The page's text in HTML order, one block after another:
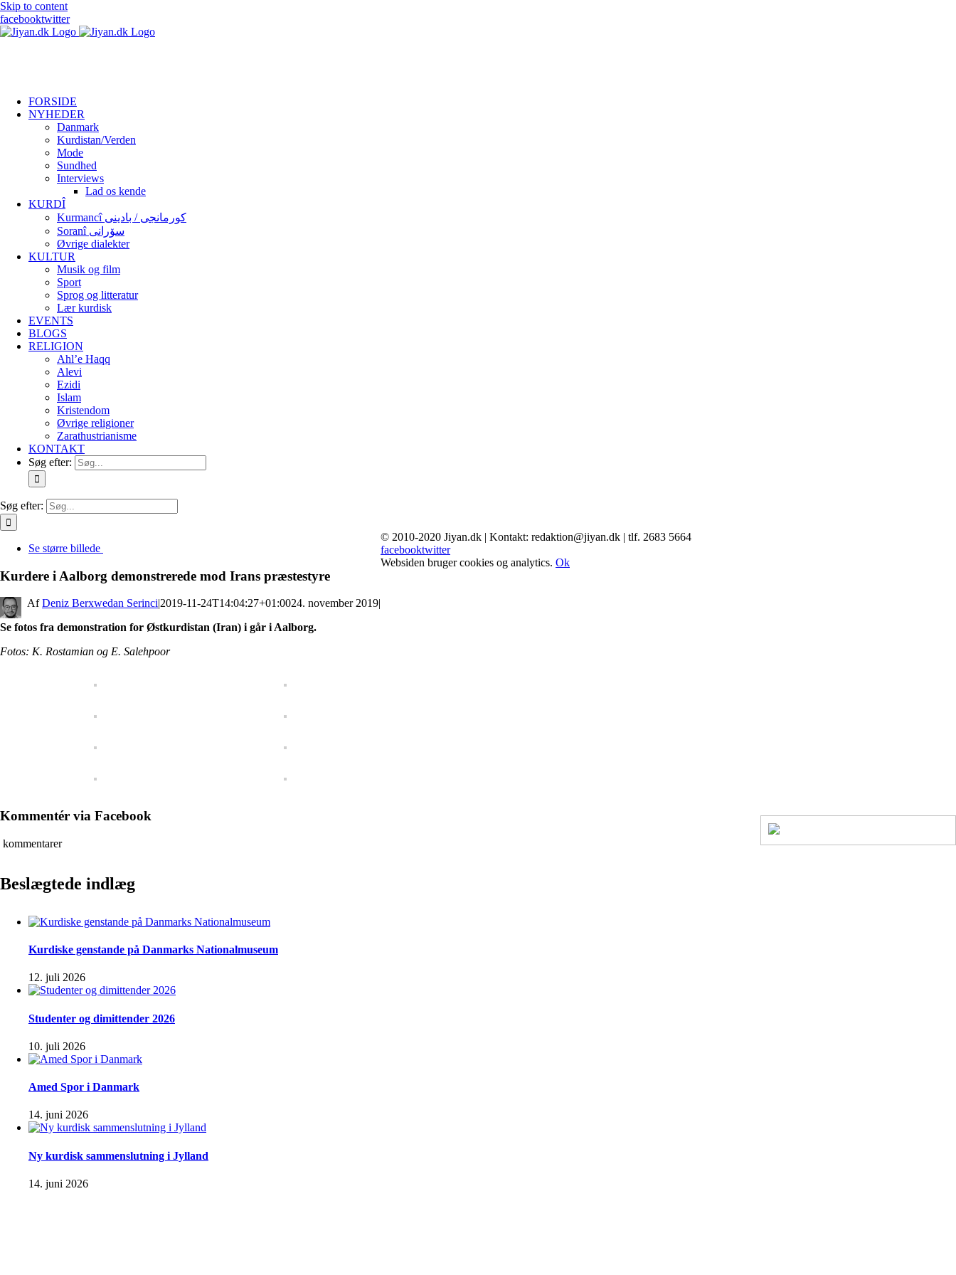
Skip to content
facebooktwitter
FORSIDE
NYHEDER
Danmark
Kurdistan/Verden
Mode
Sundhed
Interviews
Lad os kende
KURDÎ
Kurmancî کورمانجی / بادینی
Soranî سۆرانی
Øvrige dialekter
KULTUR
Musik og film
Sport
Sprog og litteratur
Lær kurdisk
EVENTS
BLOGS
RELIGION
Ahl’e Haqq
Alevi
Ezidi
Islam
Kristendom
Øvrige religioner
Zarathustrianisme
KONTAKT
Søg efter:
Søg efter:
Se større billede
Kurdere i Aalborg demonstrerede mod Irans præstestyre
By Deniz Berxwedan Serinci|2019-11-24T14:04:27+01:0024. november 2019|
Se fotos fra demonstration for Østkurdistan (Iran) i går i Aalborg.
Fotos: K. Rostamian og E. Salehpoor
Kommentér via Facebook
kommentarer
Beslægtede indlæg
Kurdiske genstande på Danmarks Nationalmuseum
12. juli 2026
Studenter og dimittender 2026
10. juli 2026
Amed Spor i Danmark
14. juni 2026
Ny kurdisk sammenslutning i Jylland
14. juni 2026
© 2010-2020 Jiyan.dk | Kontakt: redaktion@jiyan.dk | tlf. 2683 5664
facebooktwitter
Websiden bruger cookies og analytics. Ok